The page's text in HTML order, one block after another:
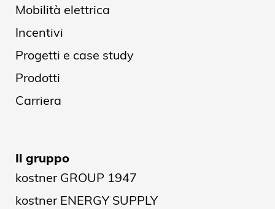
Mobilità elettrica
Incentivi
Progetti e case study
Prodotti
Carriera
Il gruppo
kostner GROUP 1947
kostner ENERGY SUPPLY